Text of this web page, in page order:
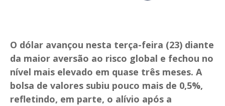
O dólar avançou nesta terça-feira (23) diante
da maior aversão ao risco global e fechou no
nível mais elevado em quase três meses. A
bolsa de valores subiu pouco mais de 0,5%,
refletindo, em parte, o alívio após a